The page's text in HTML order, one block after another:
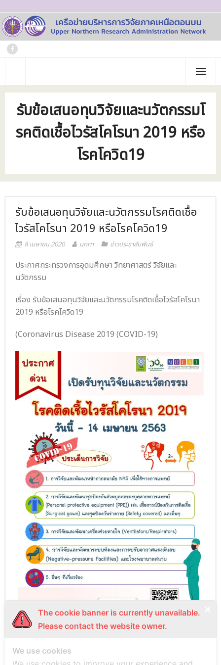
Skip
to
content
หน้าแรก
เกี่ยวกับเรา
- ประวัติเครือข่าย
- สถาบันสมาชิก
- ภารกิจเครือข่าย
- Privacy Policy
ข่าวประชาสัมพันธ์
ข้อมูลโครงการวิจัย
ติดต่อเรา
รับข้อเสนอทุนวิจัยและนวัตกรรมโ
รคติดเชื้อไวรัสโคโรนา 2019 หรือ
โรคโควิด19
รับข้อเสนอทุนวิจัยและนวัตกรรมโรคติดเชื้อ
ไวรัสโคโรนา 2019 หรือโรคโควิด19
8 เมษายน 2020 unrn ข่าวประชาสัมพันธ์
ประกาศกระทรวงการอุดมศึกษา วิทยาศาสตร์ วิจัยและ
นวัตกรรม
เรื่อง รับข้อเสนอทุนวิจัยและนวัตกรรมโรคติดเชื้อไวรัสโคโรนา
2019 หรือโรคโควิด19
(Coronavirus Disease 2019 (COVID-19)
NEXT
The cookie banner is currently unavailable.
Please contact the website owner.
We use cookies